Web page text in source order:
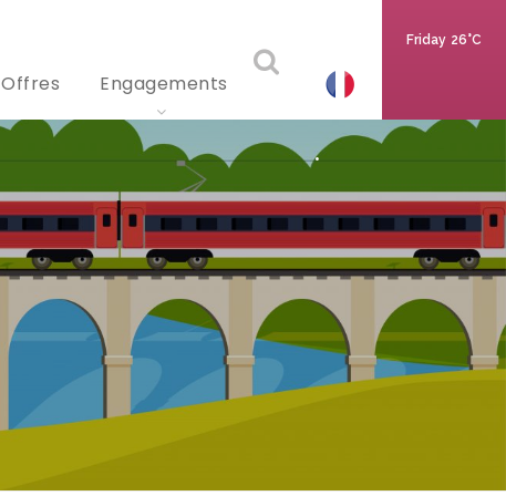
Offres Engagements
Friday 26°C